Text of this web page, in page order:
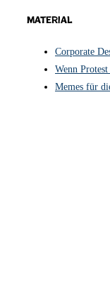
Material
Corporate
Wenn
Memes für